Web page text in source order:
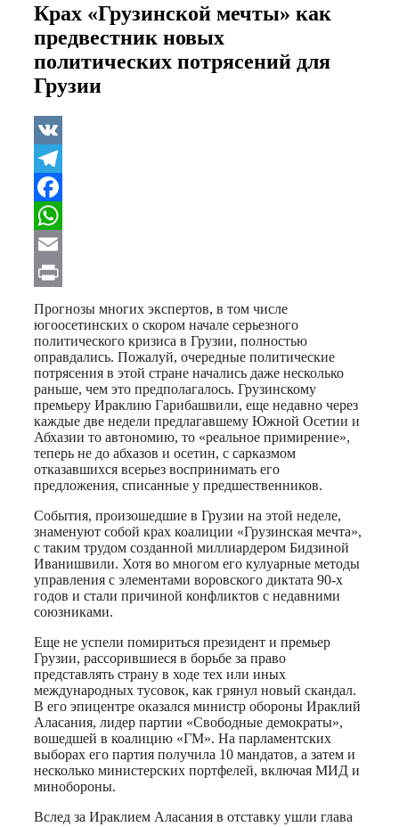
Крах «Грузинской мечты» как
предвестник новых
политических потрясений для
Грузии
VK
Telegram
Facebook
WhatsApp
Email
Print
Прогнозы многих экспертов, в том числе
югоосетинских о скором начале серьезного
политического кризиса в Грузии, полностью
оправдались. Пожалуй, очередные политические
потрясения в этой стране начались даже несколько
раньше, чем это предполагалось. Грузинскому
премьеру Ираклию Гарибашвили, еще недавно через
каждые две недели предлагавшему Южной Осетии и
Абхазии то автономию, то «реальное примирение»,
теперь не до абхазов и осетин, с сарказмом
отказавшихся всерьез воспринимать его
предложения, списанные у предшественников.
События, произошедшие в Грузии на этой неделе,
знаменуют собой крах коалиции «Грузинская мечта»,
с таким трудом созданной миллиардером Бидзиной
Иванишвили. Хотя во многом его кулуарные методы
управления с элементами воровского диктата 90-х
годов и стали причиной конфликтов с недавними
союзниками.
Еще не успели помириться президент и премьер
Грузии, рассорившиеся в борьбе за право
представлять страну в ходе тех или иных
международных тусовок, как грянул новый скандал.
В его эпицентре оказался министр обороны Ираклий
Аласания, лидер партии «Свободные демократы»,
вошедшей в коалицию «ГМ». На парламентских
выборах его партия получила 10 мандатов, а затем и
несколько министерских портфелей, включая МИД и
минобороны.
Вслед за Ираклием Аласания в отставку ушли глава